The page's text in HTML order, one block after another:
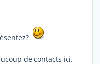
de contacts ici.